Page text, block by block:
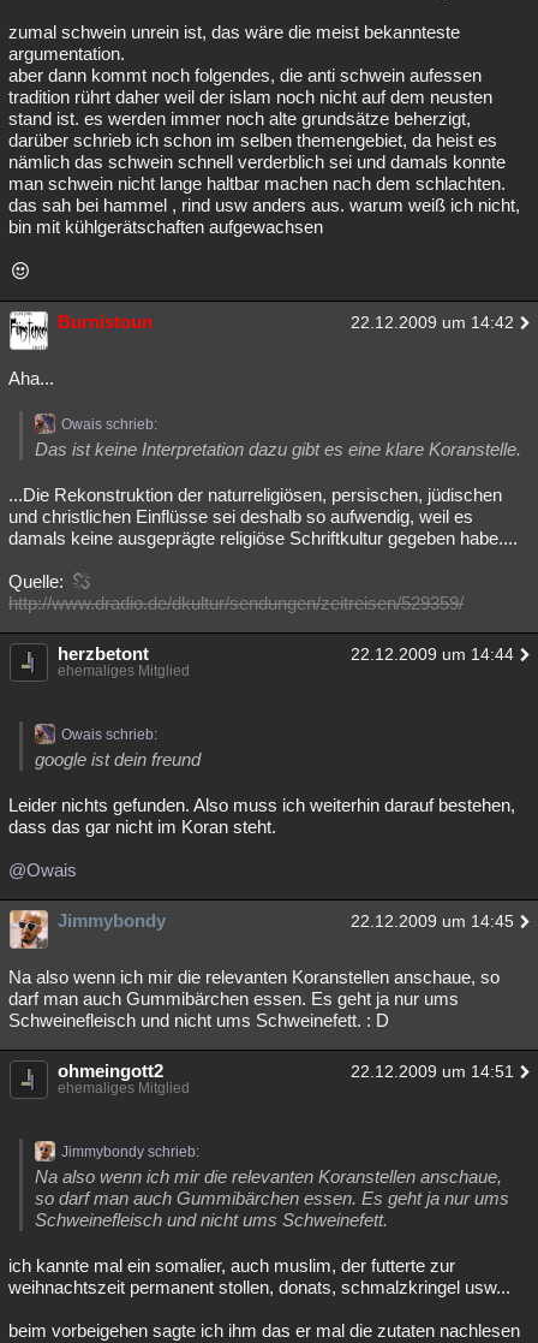
zumal schwein unrein ist, das wäre die meist bekannteste
argumentation.
aber dann kommt noch folgendes, die anti schwein aufessen
tradition rührt daher weil der islam noch nicht auf dem neusten
stand ist. es werden immer noch alte grundsätze beherzigt,
darüber schrieb ich schon im selben themengebiet, da heist es
nämlich das schwein schnell verderblich sei und damals konnte
man schwein nicht lange haltbar machen nach dem schlachten.
das sah bei hammel , rind usw anders aus. warum weiß ich nicht,
bin mit kühlgerätschaften aufgewachsen
Burnistoun 22.12.2009 um 14:42
Aha...
Owais schrieb:
Das ist keine Interpretation dazu gibt es eine klare Koranstelle.
...Die Rekonstruktion der naturreligiösen, persischen, jüdischen
und christlichen Einflüsse sei deshalb so aufwendig, weil es
damals keine ausgeprägte religiöse Schriftkultur gegeben habe....
Quelle:
http://www.dradio.de/dkultur/sendungen/zeitreisen/529359/
herzbetont 22.12.2009 um 14:44
ehemaliges Mitglied
Owais schrieb:
google ist dein freund
Leider nichts gefunden. Also muss ich weiterhin darauf bestehen,
dass das gar nicht im Koran steht.
@Owais
Jimmybondy 22.12.2009 um 14:45
Na also wenn ich mir die relevanten Koranstellen anschaue, so
darf man auch Gummibärchen essen. Es geht ja nur ums
Schweinefleisch und nicht ums Schweinefett. : D
ohmeingott2 22.12.2009 um 14:51
ehemaliges Mitglied
Jimmybondy schrieb:
Na also wenn ich mir die relevanten Koranstellen anschaue,
so darf man auch Gummibärchen essen. Es geht ja nur ums
Schweinefleisch und nicht ums Schweinefett.
ich kannte mal ein somalier, auch muslim, der futterte zur
weihnachtszeit permanent stollen, donats, schmalzkringel usw...
beim vorbeigehen sagte ich ihm das er mal die zutaten nachlesen